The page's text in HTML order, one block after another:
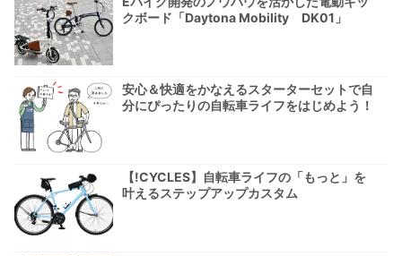
クボード「Daytona Mobility DK01」
安心＆快適をかなえるスターターセットで自
分にぴったりの自転車ライフをはじめよう！
【!CYCLES】自転車ライフの「もっと」を
叶えるステップアップカスタム